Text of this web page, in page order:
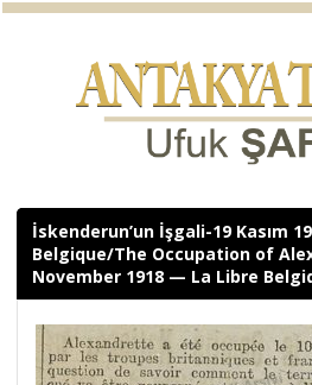
İskenderun’un İşgali-19 Kasım
Belgique/The Occupation of
November 1918 — La Libre